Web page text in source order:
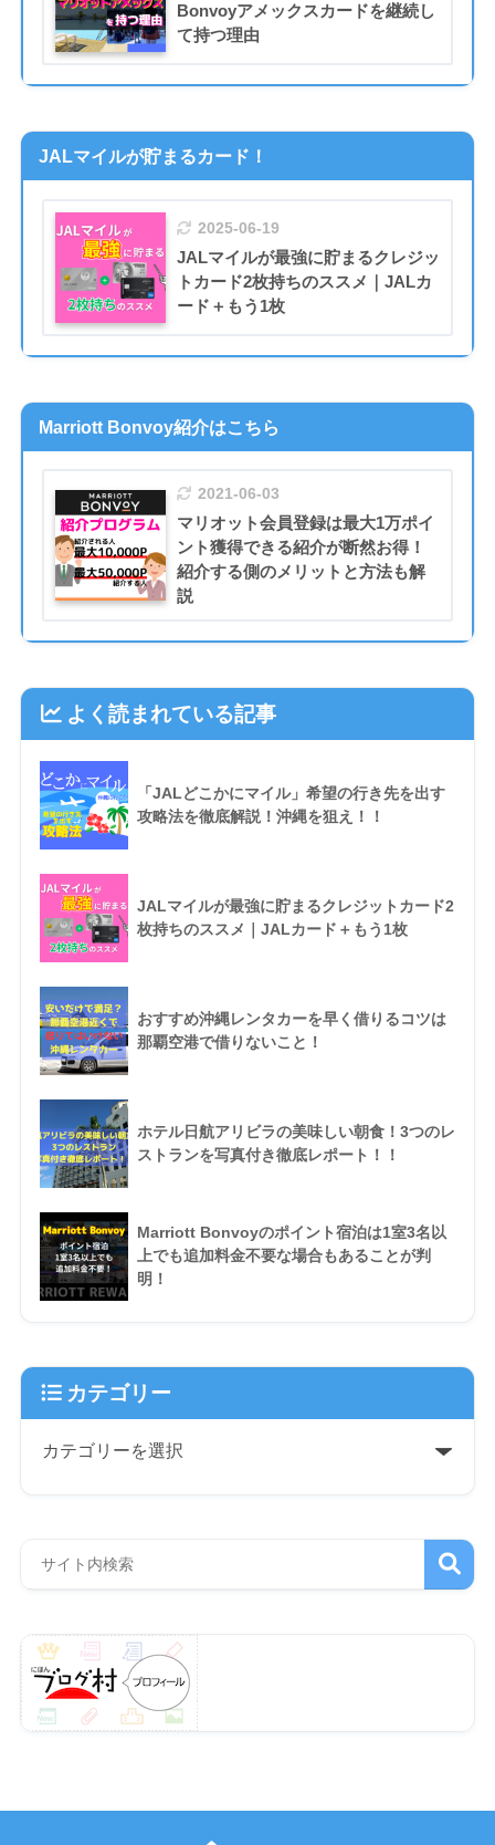
Bonvoyアメックスカードを継続し
て持つ理由
JALマイルが貯まるカード！
2025-06-19
JALマイルが最強に貯まるクレジッ
トカード2枚持ちのススメ｜JALカ
ード＋もう1枚
Marriott Bonvoy紹介はこちら
2021-06-03
マリオット会員登録は最大1万ポイ
ント獲得できる紹介が断然お得！
紹介する側のメリットと方法も解
説
よく読まれている記事
「JALどこかにマイル」希望の行き先を出す
攻略法を徹底解説！沖縄を狙え！！
JALマイルが最強に貯まるクレジットカード2
枚持ちのススメ｜JALカード＋もう1枚
おすすめ沖縄レンタカーを早く借りるコツは
那覇空港で借りないこと！
ホテル日航アリビラの美味しい朝食！3つのレ
ストランを写真付き徹底レポート！！
Marriott Bonvoyのポイント宿泊は1室3名以
上でも追加料金不要な場合もあることが判
明！
カテゴリー